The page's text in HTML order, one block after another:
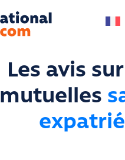
Les avis
mutuelles
expatrié